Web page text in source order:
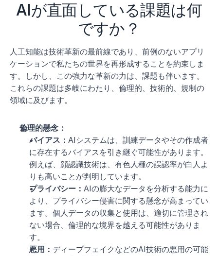
AIが直面している課題は何
ですか？
人工知能は技術革新の最前線であり、前例のないアプリ
ケーションで私たちの世界を再形成することを約束しま
す。しかし、この強力な革新の力は、課題も伴います。
これらの課題は多岐にわたり、倫理的、技術的、規制の
領域に及びます。
倫理的懸念：
バイアス： AIシステムは、訓練データやその作成者
に存在するバイアスを引き継ぐ可能性があります。
例えば、顔認識技術は、有色人種の誤認率が白人よ
りも高いことが判明しています。
プライバシー： AIの膨大なデータを分析する能力に
より、プライバシー侵害に関する懸念が高まってい
ます。個人データの収集と使用は、適切に管理され
ない場合、倫理的な境界を越える可能性がありま
す。
悪用： ディープフェイクなどのAI技術の悪用の可能